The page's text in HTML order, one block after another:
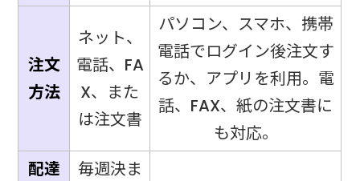
注文
方法
ネット、
電話、FA
X、また
は注文書
パソコン、スマホ、携帯
電話でログイン後注文す
るか、アプリを利用。電
話、FAX、紙の注文書に
も対応。
配達
毎週決ま